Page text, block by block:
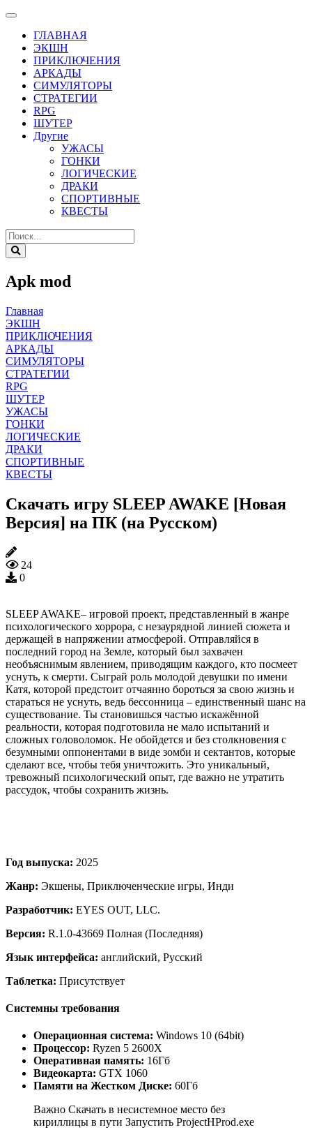
ГЛАВНАЯ
ЭКШН
ПРИКЛЮЧЕНИЯ
АРКАДЫ
СИМУЛЯТОРЫ
СТРАТЕГИИ
RPG
ШУТЕР
Другие
УЖАСЫ
ГОНКИ
ЛОГИЧЕСКИЕ
ДРАКИ
СПОРТИВНЫЕ
КВЕСТЫ
Apk mod
Главная
ЭКШН
ПРИКЛЮЧЕНИЯ
АРКАДЫ
СИМУЛЯТОРЫ
СТРАТЕГИИ
RPG
ШУТЕР
УЖАСЫ
ГОНКИ
ЛОГИЧЕСКИЕ
ДРАКИ
СПОРТИВНЫЕ
КВЕСТЫ
Скачать игру SLEEP AWAKE [Новая
Версия] на ПК (на Русском)
24
0
SLEEP AWAKE– игровой проект, представленный в жанре
психологического хоррора, с незаурядной линией сюжета и
держащей в напряжении атмосферой. Отправляйся в
последний город на Земле, который был захвачен
необъяснимым явлением, приводящим каждого, кто посмеет
уснуть, к смерти. Сыграй роль молодой девушки по имени
Катя, которой предстоит отчаянно бороться за свою жизнь и
стараться не уснуть, ведь бессонница – единственный шанс на
существование. Ты становишься частью искажённой
реальности, которая подготовила не мало испытаний и
сложных головоломок. Не обойдется и без столкновения с
безумными оппонентами в виде зомби и сектантов, которые
сделают все, чтобы тебя уничтожить. Это уникальный,
тревожный психологический опыт, где важно не утратить
рассудок, чтобы сохранить жизнь.
Год выпуска: 2025
Жанр: Экшены, Приключенческие игры, Инди
Разработчик: EYES OUT, LLC.
Версия: R.1.0-43669 Полная (Последняя)
Язык интерфейса: английский, Русский
Таблетка: Присутствует
Системны требования
Операционная система: Windows 10 (64bit)
Процессор: Ryzen 5 2600X
Оперативная память: 16Гб
Видеокарта: GTX 1060
Памяти на Жестком Диске: 60Гб
Важно Скачать в несистемное место без
кириллицы в пути Запустить ProjectHProd.exe